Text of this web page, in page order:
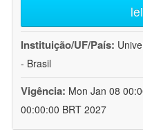
Instituição/UF/País:
- Brasil
Vigência: Mon Jan 08
00:00:00 BRT 2027